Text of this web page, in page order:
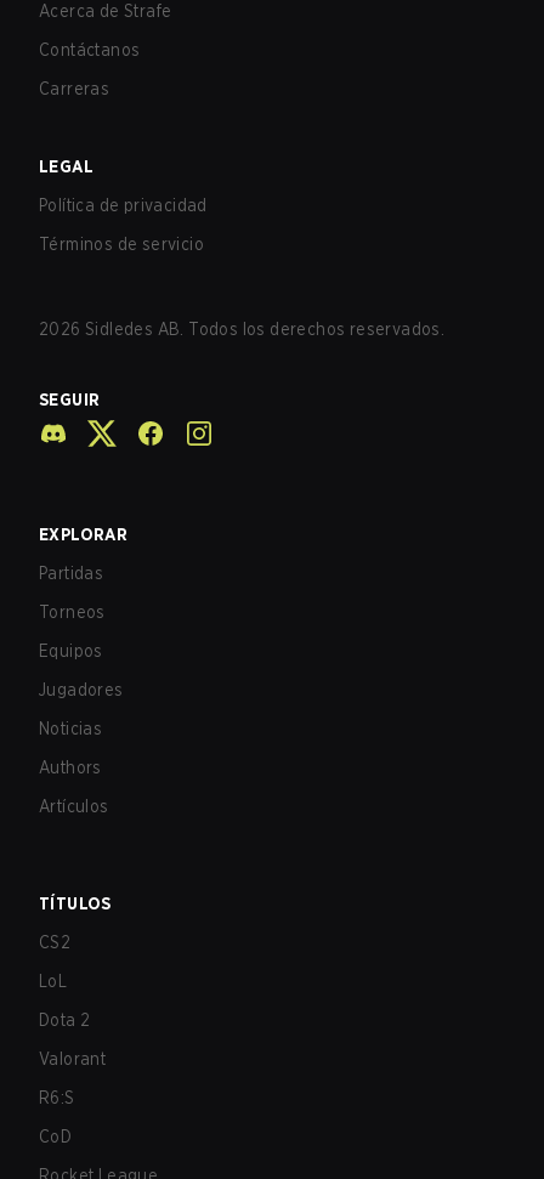
Acerca de Strafe
Contáctanos
Carreras
LEGAL
Política de privacidad
Términos de servicio
2026 Sidledes AB. Todos los derechos reservados.
SEGUIR
EXPLORAR
Partidas
Torneos
Equipos
Jugadores
Noticias
Authors
Artículos
TÍTULOS
CS2
LoL
Dota 2
Valorant
R6:S
CoD